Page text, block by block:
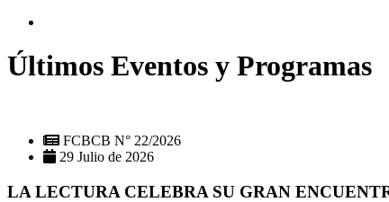
Últimos Eventos y Programas
FCBCB N° 22/2026
29 Julio de 2026
LA LECTURA CELEBRA SU GRAN